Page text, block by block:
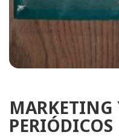
MARKETING
PERIÓDICOS